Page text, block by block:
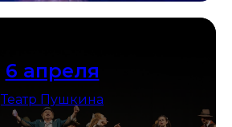
6 апреля
Театр Пушкина